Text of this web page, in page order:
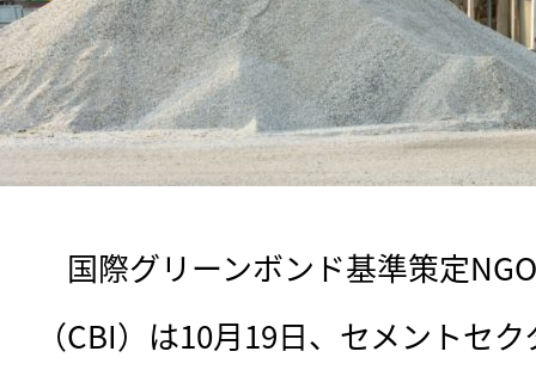
国際グリーンボンド基準策定
（CBI）は10月19日、セメントセ